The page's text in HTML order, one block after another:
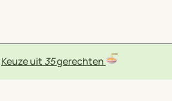
Keuze uit 35gerechten